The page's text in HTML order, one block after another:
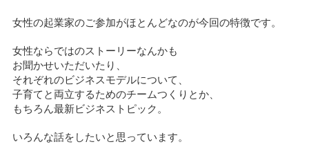
女性の起業家のご参加がほとんどなのが今回の特徴です。
女性ならではのストーリーなんかも
お聞かせいただいたり、
それぞれのビジネスモデルについて、
子育てと両立するためのチームつくりとか、
もちろん最新ビジネストピック。
いろんな話をしたいと思っています。